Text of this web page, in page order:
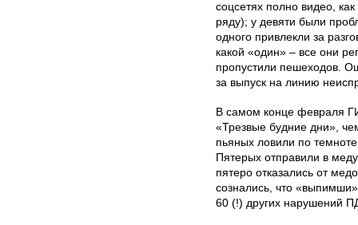
соцсетях полно видео,
ряду); у девяти были
одного привлекли за
какой «один» – все они
пропустили пешеходов.
за выпуск на линию
В самом конце февраля
«Трезвые будние дни»,
пьяных ловили по
Пятерых отправили в
пятеро отказались от
сознались, что
60 (!) других нарушений